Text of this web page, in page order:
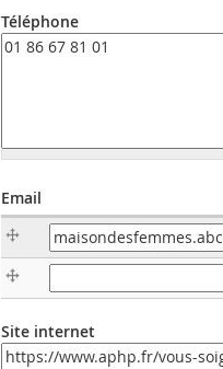
Téléphone
Email
Email
Site internet
URL